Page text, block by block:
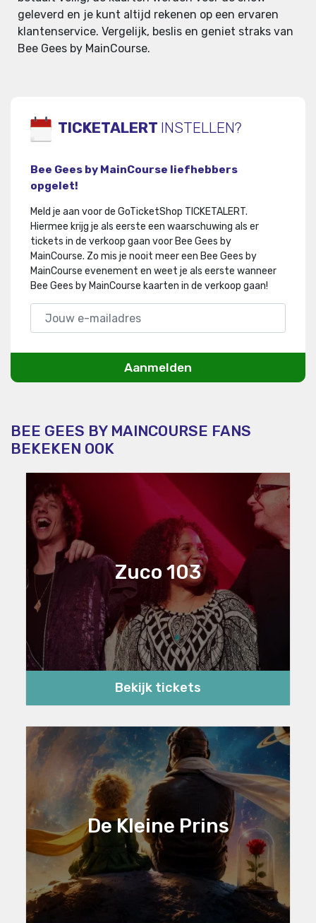
geleverd en je kunt altijd rekenen op een ervaren
klantenservice. Vergelijk, beslis en geniet straks van
Bee Gees by MainCourse.
TICKETALERT INSTELLEN?
Bee Gees by MainCourse liefhebbers
opgelet!
Meld je aan voor de GoTicketShop TICKETALERT.
Hiermee krijg je als eerste een waarschuwing als er
tickets in de verkoop gaan voor Bee Gees by
MainCourse. Zo mis je nooit meer een Bee Gees by
MainCourse evenement en weet je als eerste wanneer
Bee Gees by MainCourse kaarten in de verkoop gaan!
Aanmelden
BEE GEES BY MAINCOURSE FANS
BEKEKEN OOK
Zuco 103
Bekijk tickets
De Kleine Prins